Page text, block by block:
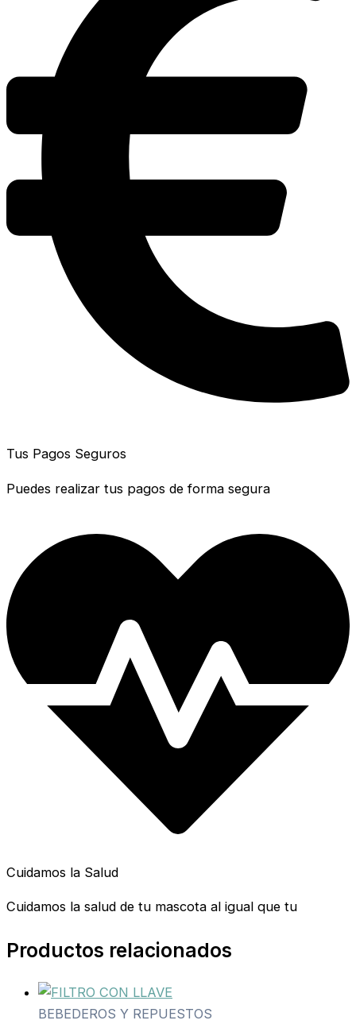
Tus Pagos Seguros
Puedes realizar tus pagos de forma segura
Cuidamos la Salud
Cuidamos la salud de tu mascota al igual que tu
Productos relacionados
BEBEDEROS Y REPUESTOS